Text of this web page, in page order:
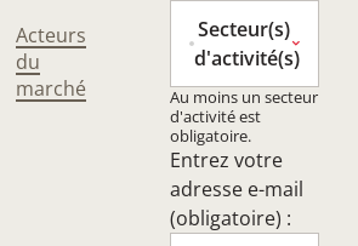
Acteurs
du
marché
Secteur(s)
d'activité(s)
Au moins un secteur
d'activité est
obligatoire.
Entrez votre
adresse e-mail
(obligatoire) :